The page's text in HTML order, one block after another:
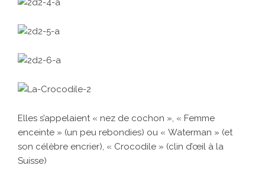
Elles s’appelaient « nez de cochon », « Femme
enceinte » (un peu rebondies) ou « Waterman » (et
son célèbre encrier), « Crocodile » (clin d’œil à la
Suisse)